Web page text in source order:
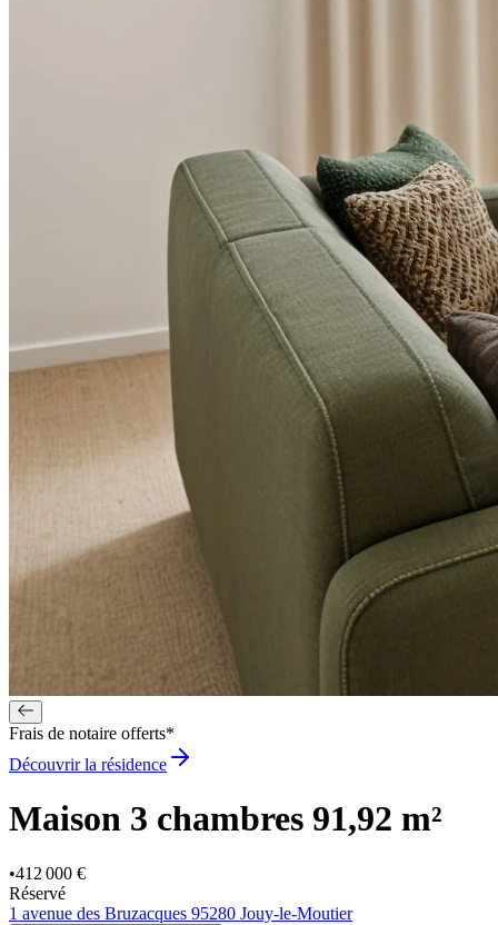
Frais de notaire offerts*
Découvrir la résidence
Maison 3 chambres 91,92 m²
•412 000 €
Réservé
1 avenue des Bruzacques 95280 Jouy-le-Moutier